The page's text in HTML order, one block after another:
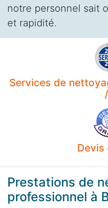
notre personnel sait
et rapidité.
Services de
Devis
Prestations de
professionnel à